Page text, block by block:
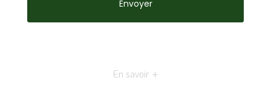
En savoir +